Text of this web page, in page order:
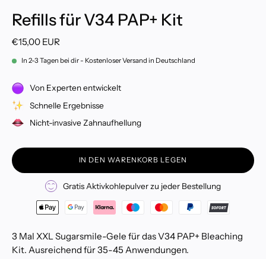
Refills für V34 PAP+ Kit
€15,00 EUR
In 2-3 Tagen bei dir - Kostenloser Versand in Deutschland
Von Experten entwickelt
Schnelle Ergebnisse
Nicht-invasive Zahnaufhellung
IN DEN WARENKORB LEGEN
Gratis Aktivkohlepulver zu jeder Bestellung
3 Mal XXL Sugarsmile-Gele für das V34 PAP+ Bleaching
Kit. Ausreichend für 35-45 Anwendungen.